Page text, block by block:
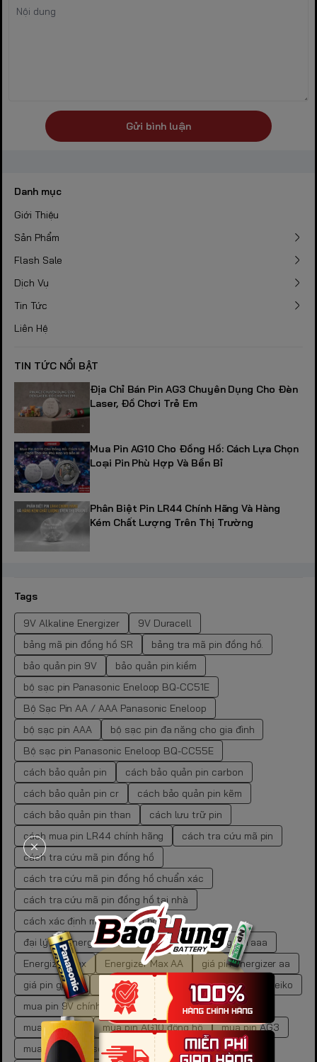
Gửi bình luận
Danh mục
Giới Thiệu
Sản Phẩm
Flash Sale
Dịch Vụ
Tin Tức
Liên Hệ
TIN TỨC NỔI BẬT
Địa Chỉ Bán Pin AG3 Chuyên Dụng Cho Đèn
Laser, Đồ Chơi Trẻ Em
Mua Pin AG10 Cho Đồng Hồ: Cách Lựa Chọn
Loại Pin Phù Hợp Và Bền Bỉ
Phân Biệt Pin LR44 Chính Hãng Và Hàng
Kém Chất Lượng Trên Thị Trường
Tags
9V Alkaline Energizer
9V Duracell
bảng mã pin đồng hồ SR
bảng tra mã pin đồng hồ.
bảo quản pin 9V
bảo quản pin kiềm
bộ sạc pin Panasonic Eneloop BQ-CC51E
Bộ Sạc Pin AA / AAA Panasonic Eneloop
bộ sạc pin AAA
bộ sạc pin đa năng cho gia đình
Bộ sạc pin Panasonic Eneloop BQ-CC55E
cách bảo quản pin
cách bảo quản pin carbon
cách bảo quản pin cr
cách bảo quản pin kẽm
cách bảo quản pin than
cách lưu trữ pin
cách mua pin LR44 chính hãng
cách tra cứu mã pin
cách tra cứu mã pin đồng hồ
cách tra cứu mã pin đồng hồ chuẩn xác
cách tra cứu mã pin đồng hồ tại nhà
cách xác định mã pin đồng hồ
đại lý pin energizer chính hãng
dung lượng pin aaa
Energizer Max
Energizer Max AA
giá pin energizer aa
giá pin gp aa
kích thước pin aa
mã pin đồng hồ Seiko
mua pin 9V chính hãng
mua pin aa chính hãng
mua pin AG10
mua pin AG10 đồng hồ
mua pin AG3
mua pin AG3 laser
mua pin AG3 laser chính hãng